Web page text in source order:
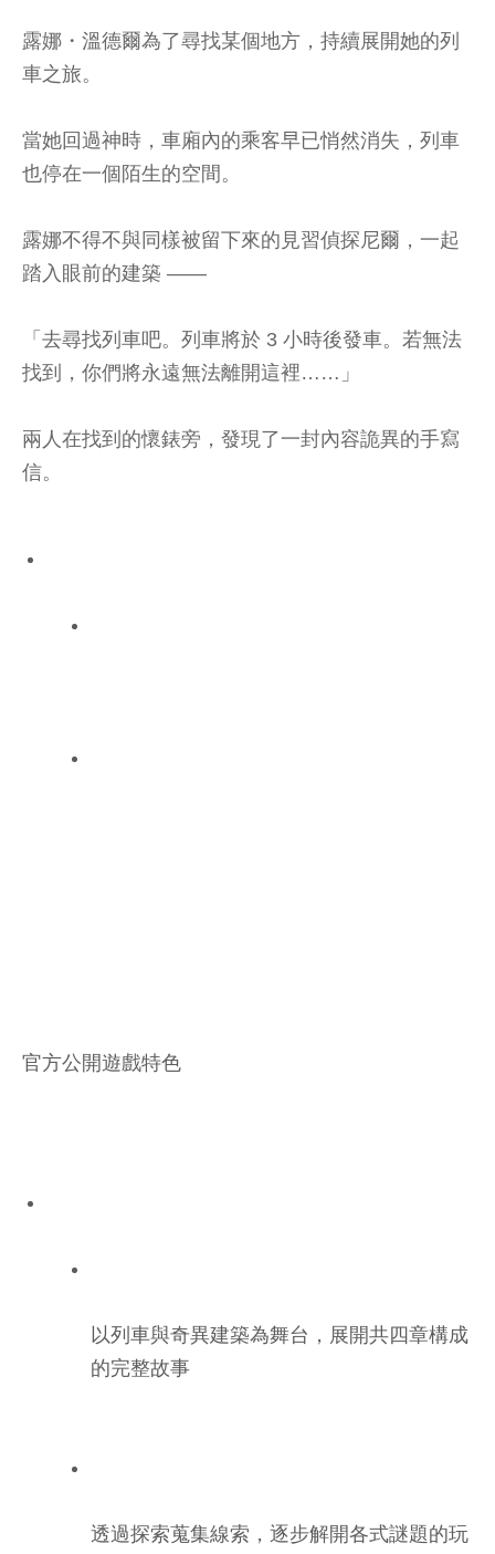
露娜・溫德爾為了尋找某個地方，持續展開她的列
車之旅。
當她回過神時，車廂內的乘客早已悄然消失，列車
也停在一個陌生的空間。
露娜不得不與同樣被留下來的見習偵探尼爾，一起
踏入眼前的建築 ——
「去尋找列車吧。列車將於 3 小時後發車。若無法
找到，你們將永遠無法離開這裡……」
兩人在找到的懷錶旁，發現了一封內容詭異的手寫
信。
官方公開遊戲特色
以列車與奇異建築為舞台，展開共四章構成
的完整故事
透過探索蒐集線索，逐步解開各式謎題的玩